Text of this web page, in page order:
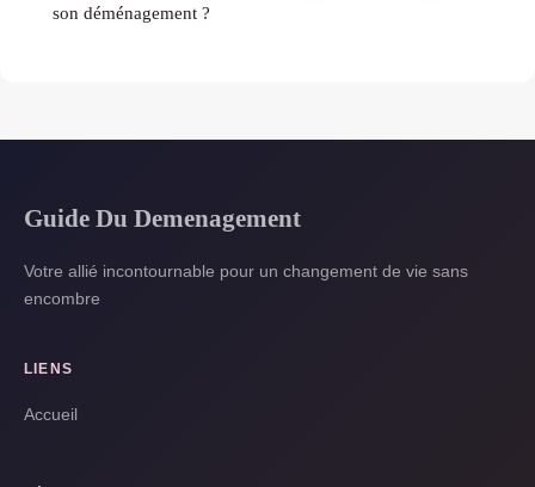
son déménagement ?
Guide Du Demenagement
Votre allié incontournable pour un changement de vie sans
encombre
LIENS
Accueil